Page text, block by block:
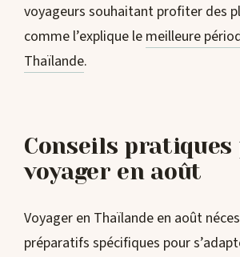
voyageurs souhaitant profiter des
comme l’explique le meilleure
Thaïlande.
Conseils pratiques
voyager en août
Voyager en Thaïlande en août
préparatifs spécifiques pour